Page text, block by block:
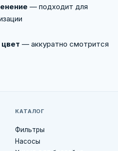
— подходит для
— аккуратно смотрится
КАТАЛОГ
Фильтры
Насосы